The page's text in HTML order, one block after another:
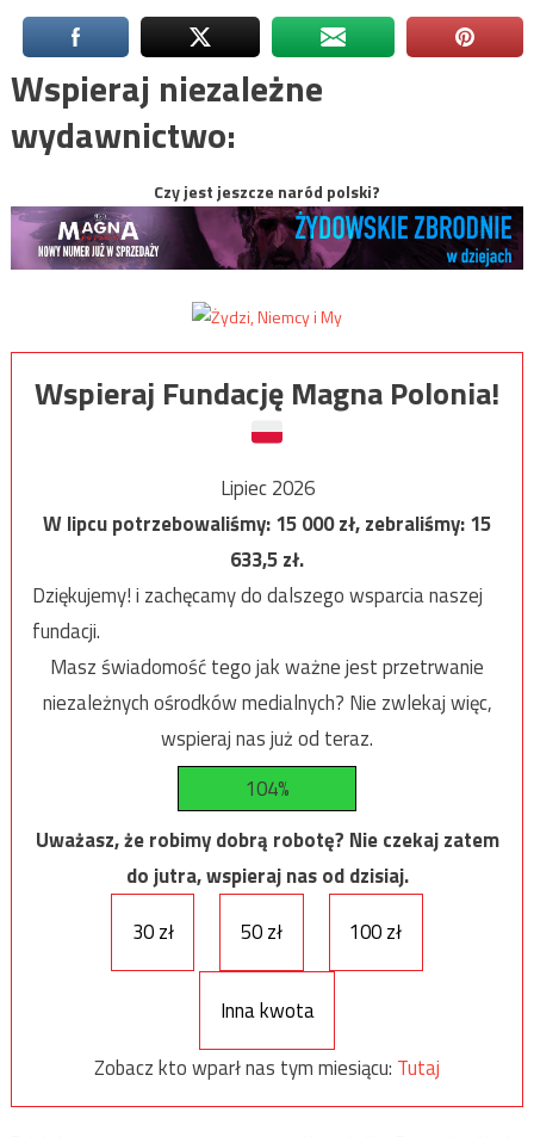
Wspieraj niezależne
wydawnictwo:
Czy jest jeszcze naród polski?
Wspieraj Fundację Magna Polonia!
Lipiec 2026
W lipcu potrzebowaliśmy:15 000zł, zebraliśmy:15
633,5zł.
Dziękujemy! i zachęcamy do dalszego wsparcia naszej
fundacji.
Masz świadomość tego jak ważne jest przetrwanie
niezależnych ośrodków medialnych? Nie zwlekaj więc,
wspieraj nas już od teraz.
104%
Uważasz, że robimy dobrą robotę? Nie czekaj zatem
do jutra, wspieraj nas od dzisiaj.
30 zł
50 zł 100 zł
Inna kwota
Zobacz kto wparł nas tym miesiącu: Tutaj